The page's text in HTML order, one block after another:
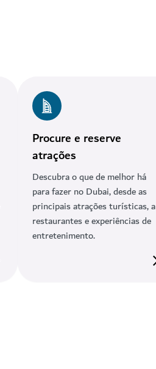
Procure e reserve
atrações
Descubra o que de melhor há
para fazer no Dubai, desde as
principais atrações turísticas, a
restaurantes e experiências de
entretenimento.